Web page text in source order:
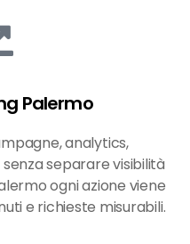
Palermo
analytics,
separare visibilità
ogni azione viene
e richieste misurabili.